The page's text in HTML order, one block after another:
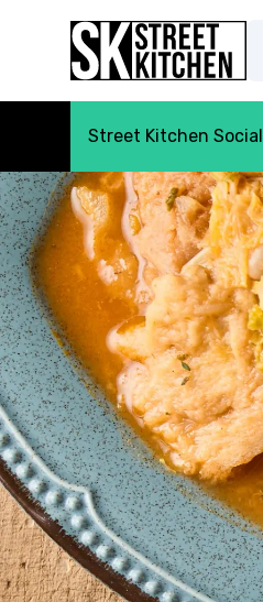
Street Kitchen Social